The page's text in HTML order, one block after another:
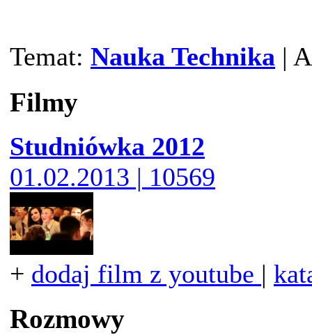
Temat: Nauka Technika |
Filmy
Studniówka 2012
01.02.2013 | 10569
+ dodaj film z youtube |
Rozmowy